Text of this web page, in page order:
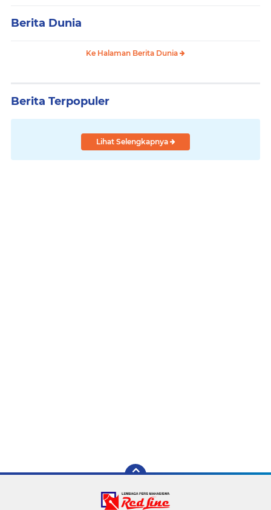
Berita Dunia
Ke Halaman Berita Dunia
Berita Terpopuler
Lihat Selengkapnya